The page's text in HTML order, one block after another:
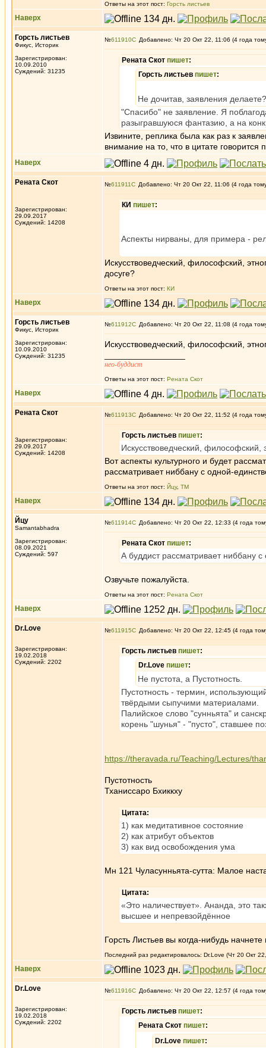
Ответы на этот пост: Горсть листьев
Наверх
Горсть листьев
Фикус, Историк
Зарегистрирован:
10.09.2010
Суждений: 31235
№611910 Добавлено: Чт 20 Окт 22, 11:06 (4 года
Рената Скот пишет:
Горсть листьев пишет:
Не дочитав, заявления делаете?
"Спасибо" не заявление. Я
разыгравшуюся фантазию, а на
Извините, реплика была как раз к
внимание на то, что в цитате
Наверх
Рената Скот
Зарегистрирован:
29.09.2017
Суждений: 14208
№611911 Добавлено: Чт 20 Окт 22, 11:06 (4 года
КИ пишет:
Аспекты нирваны, для примера -
Искусствоведческий, философский,
досуге?
Ответы на этот пост: КИ
Наверх
Горсть листьев
Фикус, Историк
Зарегистрирован:
10.09.2010
Суждений: 31235
№611912 Добавлено: Чт 20 Окт 22, 11:08 (4 года
Искусствоведческий, философский,
нео-буддист
Ответы на этот пост: Рената Скот
Наверх
Рената Скот
Зарегистрирован:
29.09.2017
Суждений: 14208
№611913 Добавлено: Чт 20 Окт 22, 11:52 (4 года
Горсть листьев пишет:
Искусствоведческий, философский,
Вот аспекты культурного и будет
рассматривает ниббану с одной-
Ответы на этот пост: Йцу, ТМ
Наверх
Йцу
Samantabhadra
Зарегистрирован:
08.09.2021
Суждений: 597
№611914 Добавлено: Чт 20 Окт 22, 12:33 (4 года
Рената Скот пишет:
А буддист рассматривает ниббану
Озвучьте пожалуйста.
Ответы на этот пост: Рената Скот
Наверх
Dr.Love
Зарегистрирован:
19.02.2018
Суждений: 2202
№611915 Добавлено: Чт 20 Окт 22, 12:45 (4 года
Горсть листьев пишет:
Dr.Love пишет:
Не пустота, а Пустотность.
Пустотность - термин,
твёрдыми сыпучими материалами.
Палийское слово "сунньята" и
корень "шунья" - "пусто", ставшее
https://theravada.ru/Teaching/Lectures/
Пустотность
Тханиссаро Бхиккху
Цитата:
1) как медитативное состояние
2) как атрибут объектов
3) как вид освобождения ума
Мн 121 Чуласунньята-сутта: Малое
Цитата:
«Это наличествует». Ананда, это
высшее и непревзойдённое
Горсть Листьев вы когда-нибудь
Последний раз редактировалось: Dr.Love (Чт 20 Окт
Наверх
Dr.Love
Зарегистрирован:
19.02.2018
Суждений: 2202
№611916 Добавлено: Чт 20 Окт 22, 12:57 (4 года
Горсть листьев пишет:
Рената Скот пишет:
Dr.Love пишет: